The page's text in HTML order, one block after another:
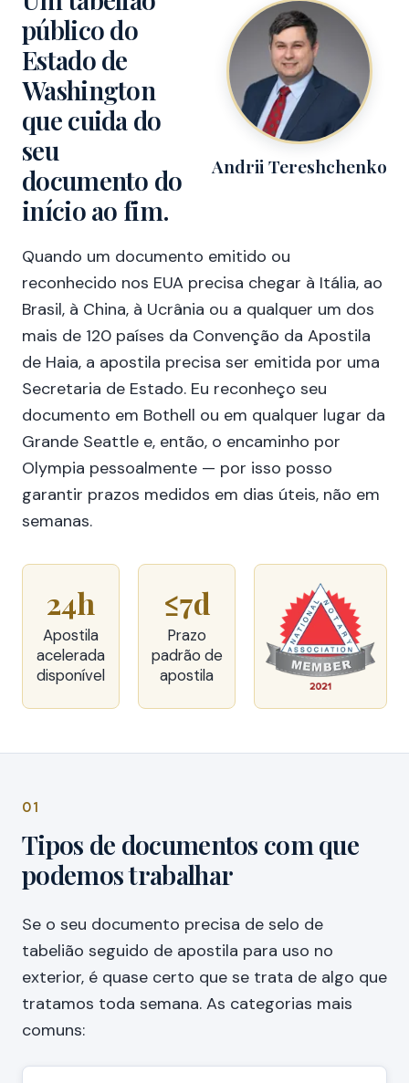
público do
Estado de
Washington
que cuida do
seu
documento do
início ao fim.
Andrii Tereshchenko
Quando um documento emitido ou
reconhecido nos EUA precisa chegar à Itália, ao
Brasil, à China, à Ucrânia ou a qualquer um dos
mais de 120 países da Convenção da Apostila
de Haia, a apostila precisa ser emitida por uma
Secretaria de Estado. Eu reconheço seu
documento em Bothell ou em qualquer lugar da
Grande Seattle e, então, o encaminho por
Olympia pessoalmente — por isso posso
garantir prazos medidos em dias úteis, não em
semanas.
24h
Apostila
acelerada
disponível
≤7d
Prazo
padrão de
apostila
01
Tipos de documentos com que
podemos trabalhar
Se o seu documento precisa de selo de
tabelião seguido de apostila para uso no
exterior, é quase certo que se trata de algo que
tratamos toda semana. As categorias mais
comuns: